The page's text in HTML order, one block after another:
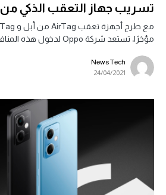
تسريب جهاز التعقب الذكي من Oppo
مؤخرًا، تستعد شركة Oppo لدخول هذه المنافسة…
News Tech
24/04/2021